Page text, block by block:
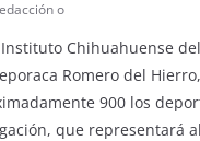
o
Chihuahuense
Romero del
900 los
que representará